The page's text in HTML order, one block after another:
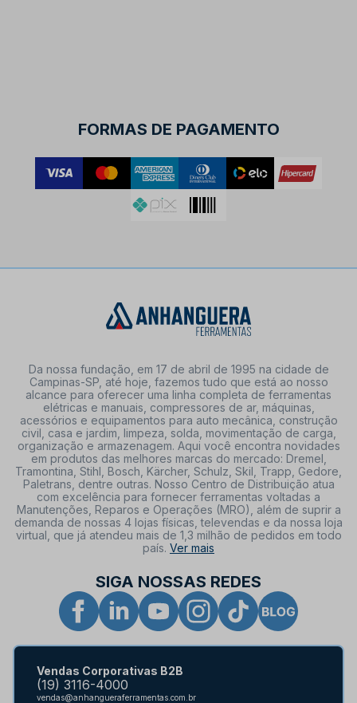
FORMAS DE PAGAMENTO
Da nossa fundação, em 17 de abril de 1995 na cidade de
Campinas-SP, até hoje, fazemos tudo que está ao nosso
alcance para oferecer uma linha completa de ferramentas
elétricas e manuais, compressores de ar, máquinas,
acessórios e equipamentos para auto mecânica, construção
civil, casa e jardim, limpeza, solda, movimentação de carga,
organização e armazenagem. Aqui você encontra novidades
em produtos das melhores marcas do mercado: Dremel,
Tramontina, Stihl, Bosch, Kärcher, Schulz, Skil, Trapp, Gedore,
Paletrans, dentre outras. Nosso Centro de Distribuição atua
com excelência para fornecer ferramentas voltadas a
Manutenções, Reparos e Operações (MRO), além de suprir a
demanda de nossas 4 lojas físicas, televendas e da nossa loja
virtual, que já atendeu mais de 1,3 milhão de pedidos em todo
país. Ver mais
SIGA NOSSAS REDES
Vendas Corporativas B2B
(19) 3116-4000
vendas@anhangueraferramentas.com.br